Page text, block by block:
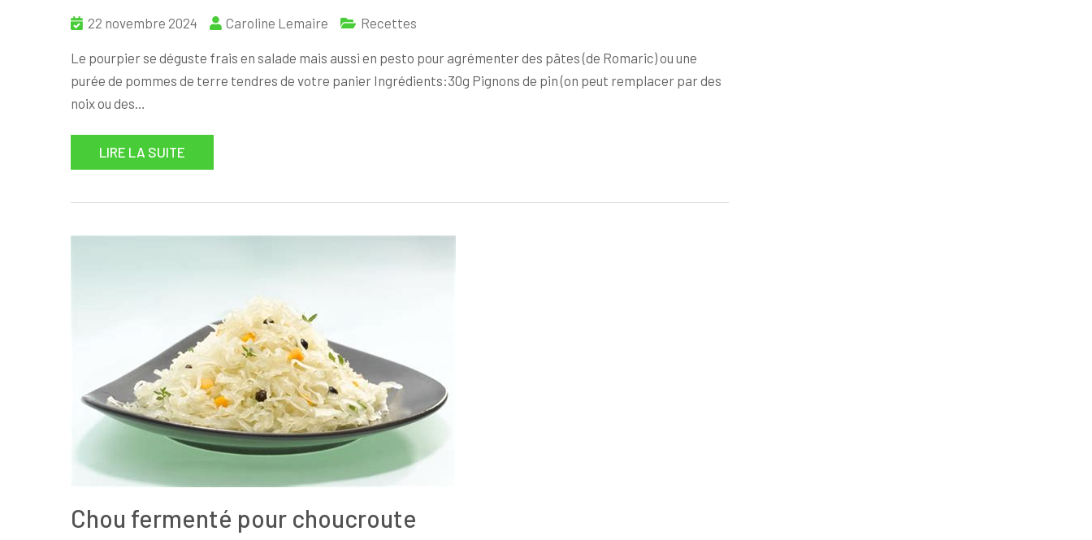
22 novembre 2024 Caroline Lemaire Recettes
Le pourpier se déguste frais en salade mais aussi en pesto pour agrémenter des pâtes (de Romaric) ou une
purée de pommes de terre tendres de votre panier Ingrédients:30g Pignons de pin (on peut remplacer par des
noix ou des…
LIRE LA SUITE
Chou fermenté pour choucroute